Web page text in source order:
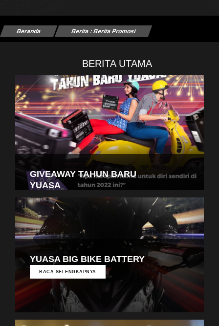
Beranda Berita : Berita Promosi
BERITA UTAMA
GIVEAWAY TAHUN BARU
YUASA
YUASA BIG BIKE BATTERY
BACA SELENGKAPNYA